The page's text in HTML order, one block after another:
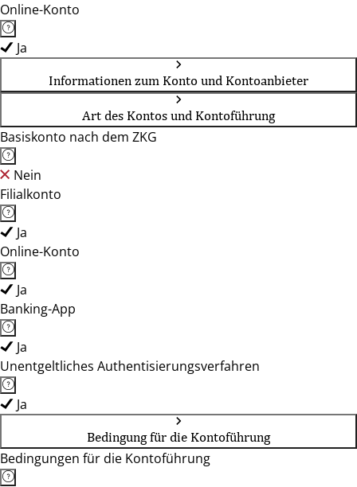
Online-Konto
Ja
Informationen zum Konto und Kontoanbieter
Art des Kontos und Kontoführung
Basiskonto nach dem ZKG
Nein
Filialkonto
Ja
Online-Konto
Ja
Banking-App
Ja
Unentgeltliches Authentisierungsverfahren
Ja
Bedingung für die Kontoführung
Bedingungen für die Kontoführung